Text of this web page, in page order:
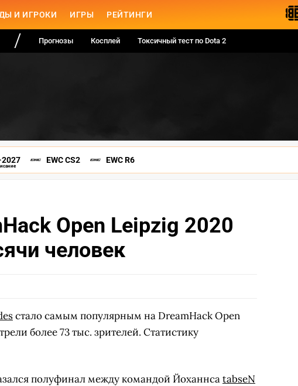
И ИГРОКИ ИГРЫ РЕЙТИНГИ
Прогнозы Косплей Токсичный тест по Dota 2
EWC CS2 EWC R6
Open Leipzig 2020
человек
стало самым популярным на DreamHack Open
более 73 тыс. зрителей. Статистику
полуфинал между командой ЙоханнсаtabseN